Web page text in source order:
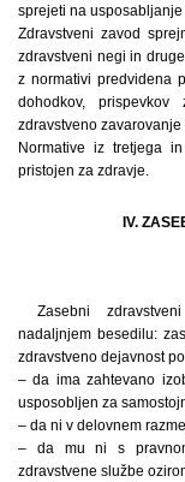
sprejeti na
Zdravstveni zavod
zdravstveni negi in
z normativi predvidena
dohodkov,
zdravstveno
Normative iz tretjega
pristojen za zdravje.
IV.
Zasebni
nadaljnjem besedilu:
zdravstveno dejavnost
– da ima zahtevano
usposobljen za
– da ni v delovnem
– da mu ni s
zdravstvene službe